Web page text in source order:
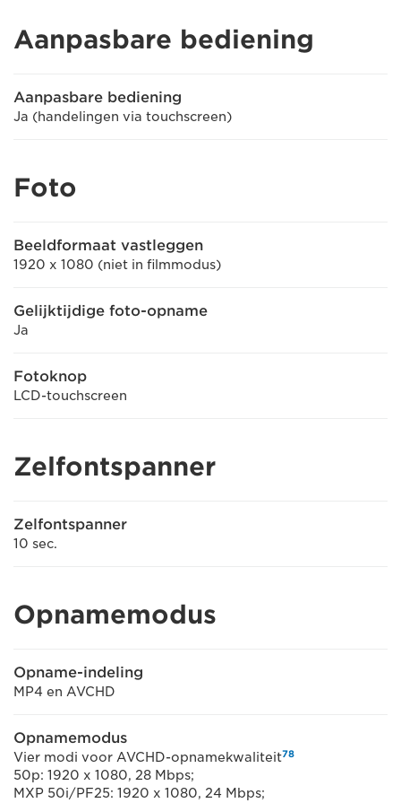
Aanpasbare bediening
Aanpasbare bediening
Ja (handelingen via touchscreen)
Foto
Beeldformaat vastleggen
1920 x 1080 (niet in filmmodus)
Gelijktijdige foto-opname
Ja
Fotoknop
LCD-touchscreen
Zelfontspanner
Zelfontspanner
10 sec.
Opnamemodus
Opname-indeling
MP4 en AVCHD
Opnamemodus
Vier modi voor AVCHD-opnamekwaliteit78
50p: 1920 x 1080, 28 Mbps;
MXP 50i/PF25: 1920 x 1080, 24 Mbps;